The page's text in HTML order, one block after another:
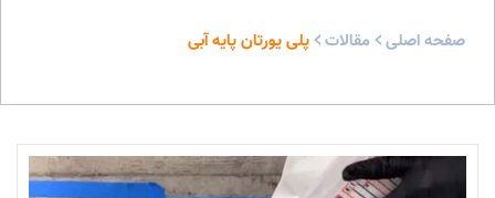
صفحه اصلی مقالات پلی یورتان پایه آبی